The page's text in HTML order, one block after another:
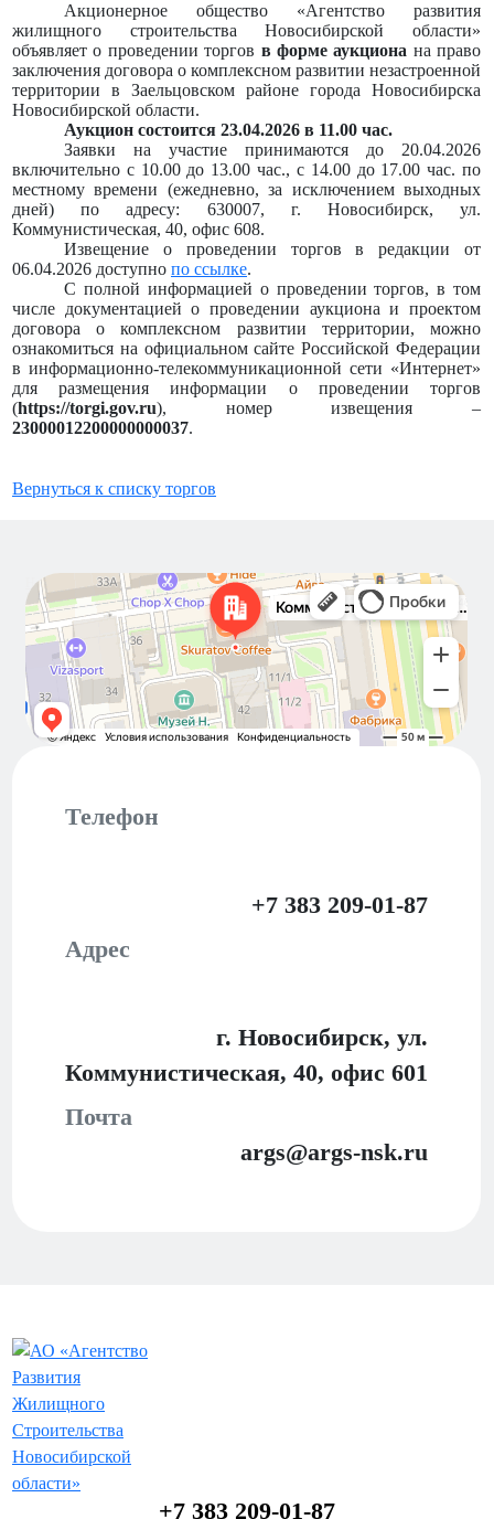
Акционерное общество «Агентство развития
жилищного строительства Новосибирской области»
объявляет о проведении торгов в форме аукциона на право
заключения договора о комплексном развитии незастроенной
территории в Заельцовском районе города Новосибирска
Новосибирской области.
Аукцион состоится 23.04.2026 в 11.00 час.
Заявки на участие принимаются до 20.04.2026
включительно с 10.00 до 13.00 час., с 14.00 до 17.00 час. по
местному времени (ежедневно, за исключением выходных
дней) по адресу: 630007, г. Новосибирск, ул.
Коммунистическая, 40, офис 608.
Извещение о проведении торгов в редакции от
06.04.2026 доступно по ссылке.
С полной информацией о проведении торгов, в том
числе документацией о проведении аукциона и проектом
договора о комплексном развитии территории, можно
ознакомиться на официальном сайте Российской Федерации
в информационно-телекоммуникационной сети «Интернет»
для размещения информации о проведении торгов
(https://torgi.gov.ru), номер извещения –
23000012200000000037.
Вернуться к списку торгов
Новосибирск
Коммунистическая улица, 40 — Яндекс Карты
Телефон
+7 383 209-01-87
Адрес
г. Новосибирск, ул.
Коммунистическая, 40, офис 601
Почта
args@args-nsk.ru
+7 383 209-01-87